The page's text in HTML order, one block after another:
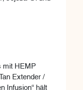
mit HEMP
Extender /
Infusion“ hält